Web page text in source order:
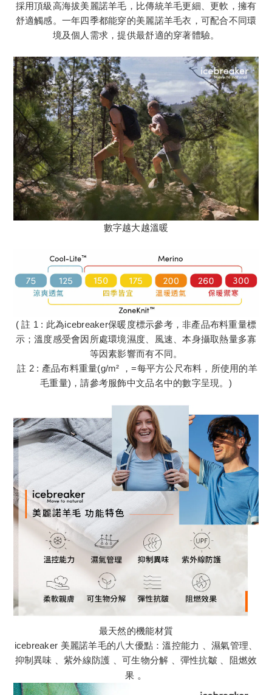
採用頂級高海拔美麗諾羊毛，比傳統羊毛更細、更軟，擁有
舒適觸感。一年四季都能穿的美麗諾羊毛衣，可配合不同環
境及個人需求，提供最舒適的穿著體驗。
數字越大越溫暖
( 註 1 : 此為icebreaker保暖度標示參考，非產品布料重量標
示；溫度感受會因所處環境濕度、風速、本身攝取熱量多寡
等因素影響而有不同。
註 2 : 產品布料重量(g/m² ，=每平方公尺布料，所使用的羊
毛重量)，請參考服飾中文品名中的數字呈現。)
最天然的機能材質
icebreaker 美麗諾羊毛的八大優點：溫控能力 、濕氣管理、
抑制異味 、紫外線防護 、可生物分解 、彈性抗皺 、阻燃效
果 。